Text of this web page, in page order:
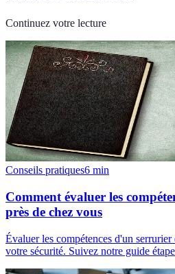
Continuez votre lecture
Conseils pratiques6 min
Comment évaluer les
près de chez vous
Évaluer les compétences d'un serrurier
votre sécurité. Suivez notre guide